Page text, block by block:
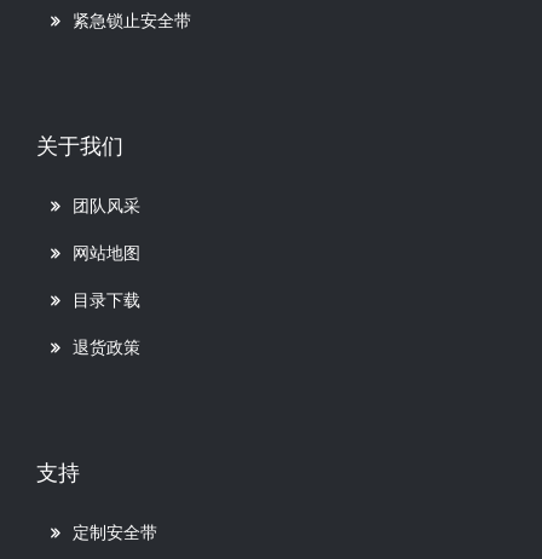
紧急锁止安全带
关于我们
团队风采
网站地图
目录下载
退货政策
支持
定制安全带